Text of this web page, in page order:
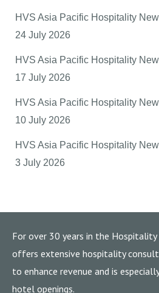
HVS Asia Pacific Hospitality
24 July 2026
HVS Asia Pacific Hospitality
17 July 2026
HVS Asia Pacific Hospitality
10 July 2026
HVS Asia Pacific Hospitality
3 July 2026
For over 30 years in the Hospitality
offers extensive hospitality
to enhance revenue and is
hotel openings.